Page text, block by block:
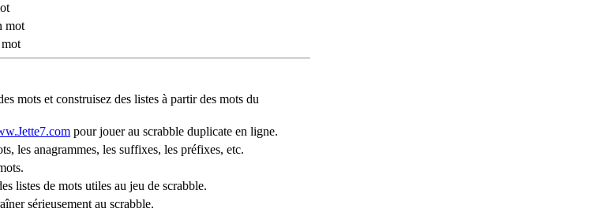
mot
mots et construisez des listes à partir des mots du
pour jouer au scrabble duplicate en ligne.
les anagrammes, les suffixes, les préfixes, etc.
listes de mots utiles au jeu de scrabble.
sérieusement au scrabble.